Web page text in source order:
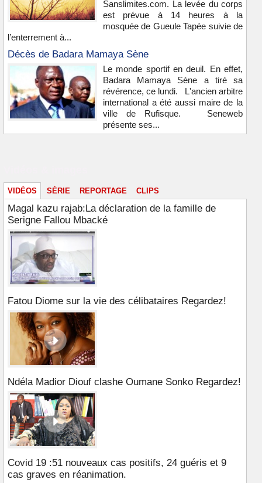
Sanslimites.com. La levée du corps
est prévue à 14 heures à la
mosquée de Gueule Tapée suivie de
l’enterrement à...
Décès de Badara Mamaya Sène
Le monde sportif en deuil. En effet,
Badara Mamaya Sène a tiré sa
révérence, ce lundi. L'ancien arbitre
international a été aussi maire de la
ville de Rufisque. Seneweb
présente ses...
VIDÉOS SÉRIE REPORTAGE CLIPS
Magal kazu rajab:La déclaration de la famille de
Serigne Fallou Mbacké
Fatou Diome sur la vie des célibataires Regardez!
Ndéla Madior Diouf clashe Oumane Sonko Regardez!
Covid 19 :51 nouveaux cas positifs, 24 guéris et 9
cas graves en réanimation.